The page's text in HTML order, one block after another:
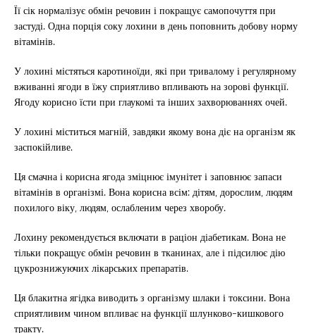
Її сік нормалізує обмін речовин і покращує самопочуття при
застуді. Одна порція соку лохини в день поповнить добову норму
вітамінів.
У лохині містяться каротиноїди, які при тривалому і регулярному
вживанні ягоди в їжу сприятливо впливають на зорові функції.
Ягоду корисно їсти при глаукомі та інших захворюваннях очей.
У лохині міститься магній, завдяки якому вона діє на організм як
заспокійливе.
Ця смачна і корисна ягода зміцнює імунітет і заповнює запаси
вітамінів в організмі. Вона корисна всім: дітям, дорослим, людям
похилого віку, людям, ослабленим через хворобу.
Лохину рекомендується включати в раціон діабетикам. Вона не
тільки покращує обмін речовин в тканинах, але і підсилює дію
цукрознижуючих лікарських препаратів.
Ця блакитна ягідка виводить з організму шлаки і токсини. Вона
сприятливим чином впливає на функції шлунково-кишкового
тракту.